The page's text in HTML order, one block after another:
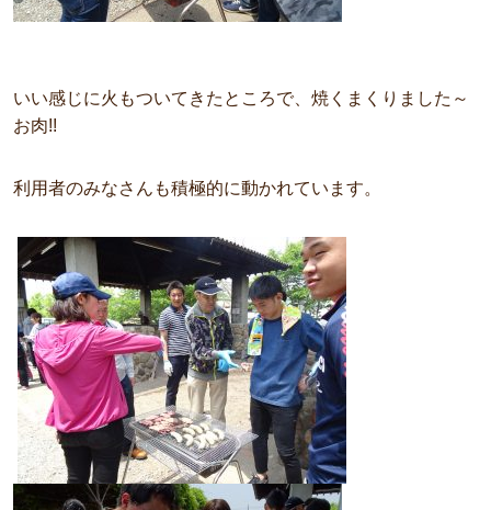
いい感じに火もついてきたところで、焼くまくりました～
お肉!!
利用者のみなさんも積極的に動かれています。